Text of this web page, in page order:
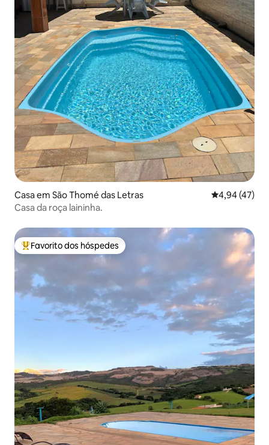
Casa em São Thomé das Letras Classificação
4,94 (47)
Casa da roça laininha.
Favoritos dos hóspedes mais apreciados
Favorito dos hóspedes